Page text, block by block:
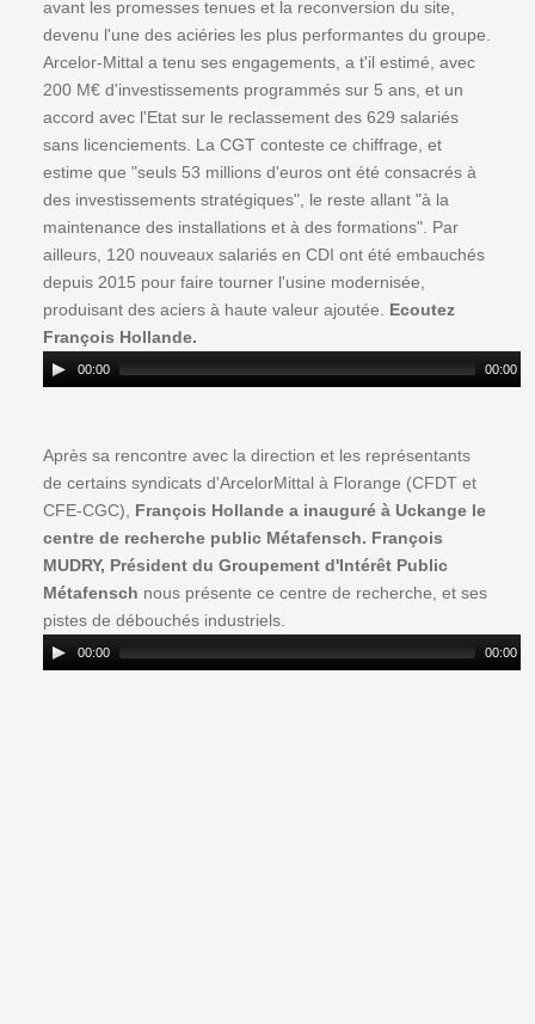
avant les promesses tenues et la reconversion du site,
devenu l'une des aciéries les plus performantes du groupe.
Arcelor-Mittal a tenu ses engagements, a t'il estimé, avec
200 M€ d'investissements programmés sur 5 ans, et un
accord avec l'Etat sur le reclassement des 629 salariés
sans licenciements. La CGT conteste ce chiffrage, et
estime que "seuls 53 millions d'euros ont été consacrés à
des investissements stratégiques", le reste allant "à la
maintenance des installations et à des formations". Par
ailleurs, 120 nouveaux salariés en CDI ont été embauchés
depuis 2015 pour faire tourner l'usine modernisée,
produisant des aciers à haute valeur ajoutée. Ecoutez
François Hollande.
00:00 00:00
Après sa rencontre avec la direction et les représentants
de certains syndicats d'ArcelorMittal à Florange (CFDT et
CFE-CGC), François Hollande a inauguré à Uckange le
centre de recherche public Métafensch. François
MUDRY, Président du Groupement d'Intérêt Public
Métafensch nous présente ce centre de recherche, et ses
pistes de débouchés industriels.
00:00 00:00